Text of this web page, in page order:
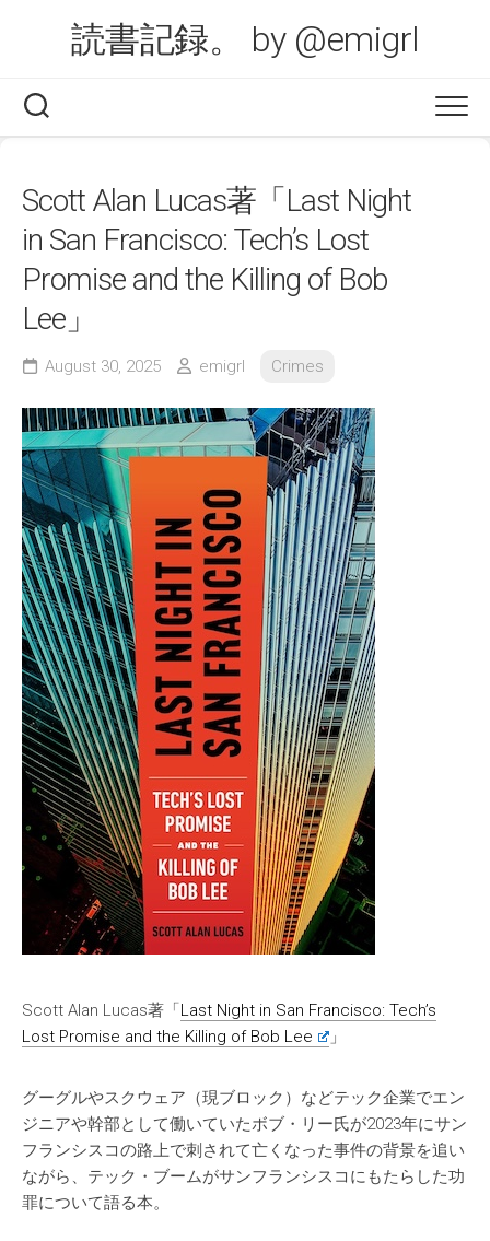
読書記録。 by @emigrl
Scott Alan Lucas著「Last Night
in San Francisco: Tech’s Lost
Promise and the Killing of Bob
Lee」
August 30, 2025 emigrl Crimes
Scott Alan Lucas著「Last Night in San Francisco: Tech’s
Lost Promise and the Killing of Bob Lee
」
グーグルやスクウェア（現ブロック）などテック企業でエン
ジニアや幹部として働いていたボブ・リー氏が2023年にサン
フランシスコの路上で刺されて亡くなった事件の背景を追い
ながら、テック・ブームがサンフランシスコにもたらした功
罪について語る本。